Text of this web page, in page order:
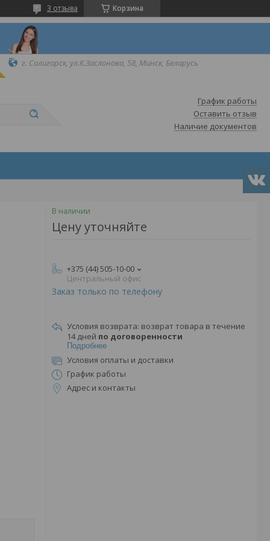
Корзина
3 отзыва
г. Солигорск, ул.К.Заслонова, 58, Минск, Беларусь
График работы
Оставить отзыв
Наличие документов
В наличии
Цену уточняйте
+375 (44) 505-10-00
Центральный офис
Заказ только по телефону
возврат товара в течение
14 дней по договоренности
Подробнее
Условия оплаты и доставки
График работы
Адрес и контакты